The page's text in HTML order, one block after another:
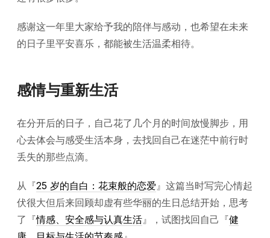
感谢这一年里大家给予我的陪伴与感动，也希望在未来
的日子里平安喜乐，都能被生活温柔相待。
感情与重新生活
在分开后的日子，自己花了几个月的时间放慢脚步，用
心去体会与感受生活本身，去找回自己在迷茫中前行时
丢失的那些点滴。
从『25 岁的自白：花束般的恋爱』这篇当时写完心情起
伏很大但后来回顾却虚有些华丽的生日总结开始，思考
了『情感、安全感与认真生活』，试图找回自己『健